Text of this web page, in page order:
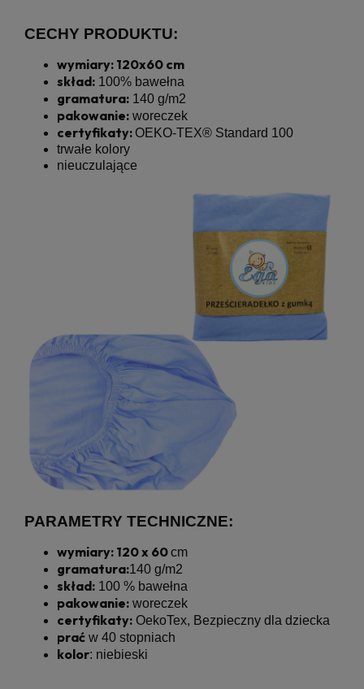
CECHY PRODUKTU:
wymiary: 120x60 cm
skład: 100% bawełna
gramatura: 140 g/m2
pakowanie: woreczek
certyfikaty:OEKO-TEX® Standard 100
trwałe kolory
nieuczulające
PARAMETRY TECHNICZNE:
wymiary: 120 x 60cm
gramatura:140 g/m2
skład: 100 % bawełna
pakowanie: woreczek
certyfikaty: OekoTex, Bezpieczny dla dziecka
prać w 40 stopniach
kolor: niebieski